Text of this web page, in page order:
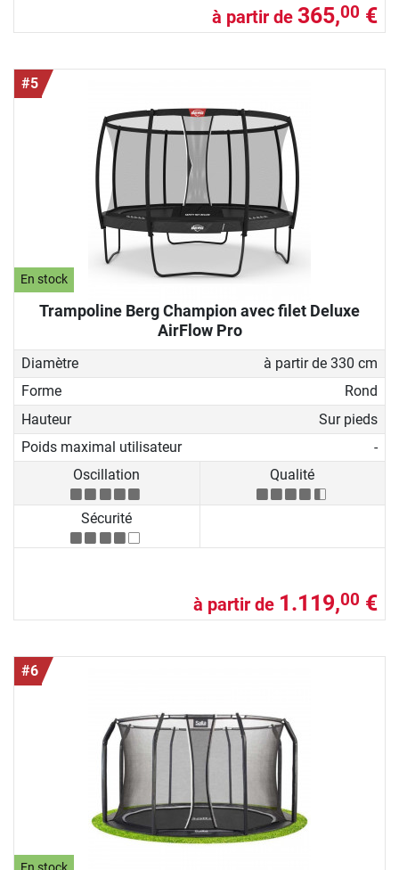
à partir de 365,00 €
#5
En stock
Trampoline Berg Champion avec filet Deluxe
AirFlow Pro
Diamètre
à partir de 330 cm
Forme
Rond
Hauteur
Sur pieds
Poids maximal utilisateur
-
Oscillation
Qualité
Sécurité
à partir de 1.119,00 €
#6